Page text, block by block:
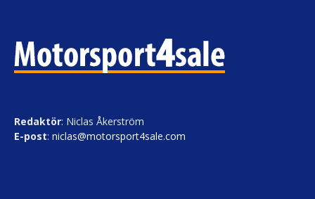
Redaktör: Niclas Åkerström
E-post: niclas@motorsport4sale.com